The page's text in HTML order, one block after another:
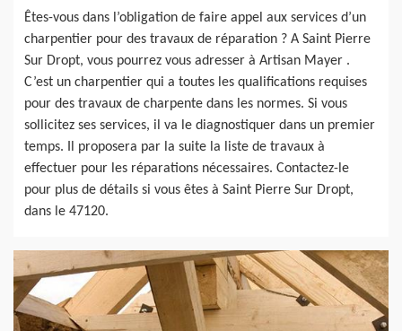
Êtes-vous dans l’obligation de faire appel aux services d’un
charpentier pour des travaux de réparation ? A Saint Pierre
Sur Dropt, vous pourrez vous adresser à Artisan Mayer .
C’est un charpentier qui a toutes les qualifications requises
pour des travaux de charpente dans les normes. Si vous
sollicitez ses services, il va le diagnostiquer dans un premier
temps. Il proposera par la suite la liste de travaux à
effectuer pour les réparations nécessaires. Contactez-le
pour plus de détails si vous êtes à Saint Pierre Sur Dropt,
dans le 47120.